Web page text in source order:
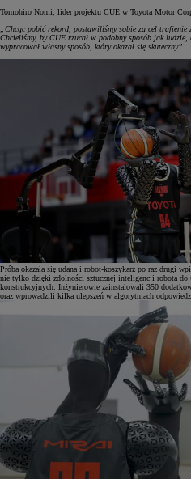
Tomohiro Nomi, lider projektu CUE w Toyota Motor
„Chcąc pobić rekord, postawiliśmy sobie za cel trafienie
Chcieliśmy, by CUE rzucał w podobny sposób jak
wypracował własny sposób, który okazał się skuteczny”.
Próba okazała się udana i robot-koszykarz po raz drugi
nie tylko dzięki zdolności sztucznej inteligencji robota do
konstrukcyjnych. Inżynierowie zainstalowali 350
oraz wprowadzili kilka ulepszeń w algorytmach